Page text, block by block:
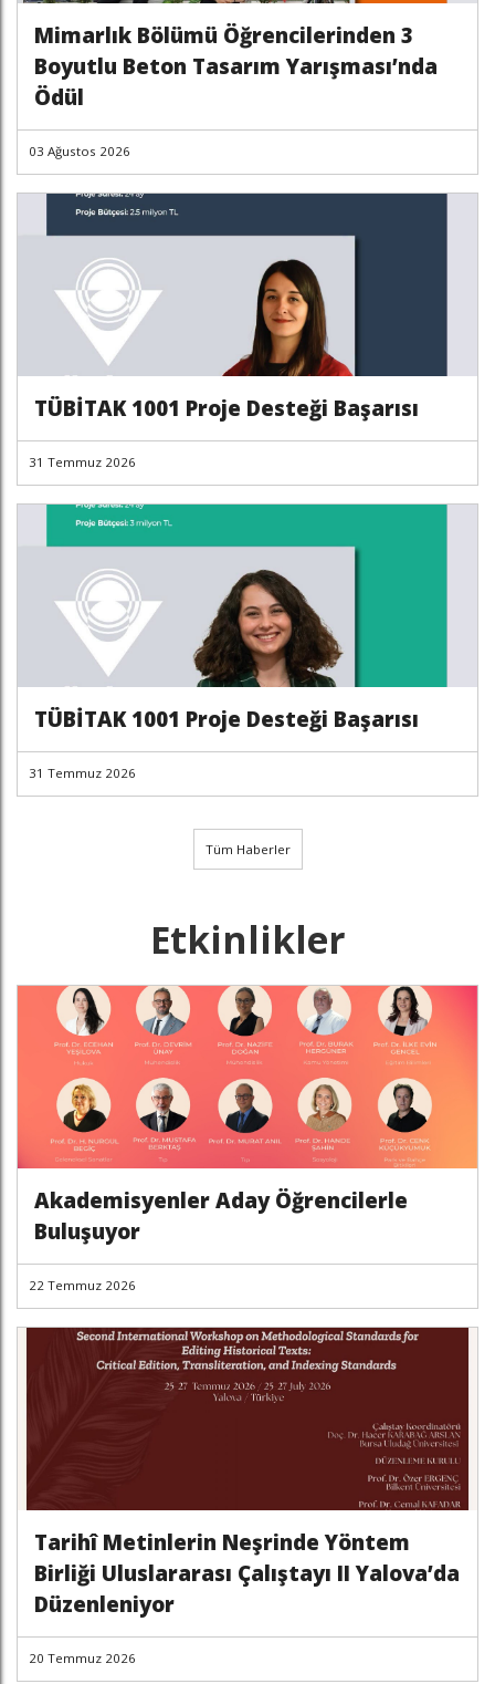
Mimarlık Bölümü Öğrencilerinden 3
Boyutlu Beton Tasarım Yarışması’nda
Ödül
03 Ağustos 2026
TÜBİTAK 1001 Proje Desteği Başarısı
31 Temmuz 2026
TÜBİTAK 1001 Proje Desteği Başarısı
31 Temmuz 2026
Tüm Haberler
Etkinlikler
Akademisyenler Aday Öğrencilerle
Buluşuyor
22 Temmuz 2026
Tarihî Metinlerin Neşrinde Yöntem
Birliği Uluslararası Çalıştayı II Yalova’da
Düzenleniyor
20 Temmuz 2026